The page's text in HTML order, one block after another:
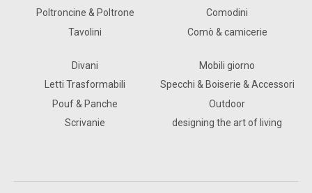
Poltroncine & Poltrone
Tavolini
Comodini
Comò & camicerie
Divani
Letti Trasformabili
Pouf & Panche
Scrivanie
Mobili giorno
Specchi & Boiserie & Accessori
Outdoor
designing the art of living